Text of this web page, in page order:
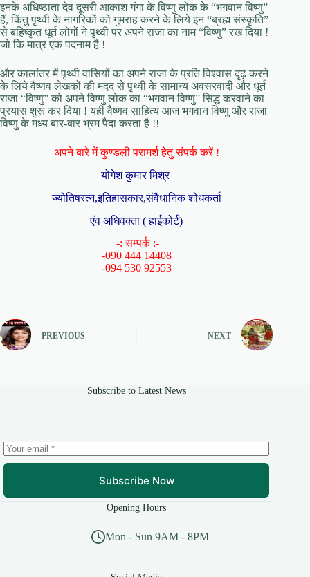
इनके अधिष्ठाता देव दूसरी आकाश गंगा के विष्णु लोक के “भगवान विष्णु”
हैं, किंतु पृथ्वी के नागरिकों को गुमराह करने के लिये इन “ब्रह्म संस्कृति”
से बहिष्कृत धूर्त लोगों ने पृथ्वी पर अपने राजा का नाम “विष्णु” रख दिया !
जो कि मात्र एक पदनाम है !
और कालांतर में पृथ्वी वासियों का अपने राजा के प्रति विश्वास दृढ़ करने
के लिये वैष्णव लेखकों की मदद से पृथ्वी के सामान्य अवसरवादी और धूर्त
राजा “विष्णु” को अपने विष्णु लोक का “भगवान विष्णु” सिद्ध करवाने का
प्रयास शुरू कर दिया ! यही वैष्णव साहित्य आज भगवान विष्णु और राजा
विष्णु के मध्य बार-बार भ्रम पैदा करता है !!
अपने बारे में कुण्डली परामर्श हेतु संपर्क करें !
योगेश कुमार मिश्र
ज्योतिषरत्न,इतिहासकार,संवैधानिक शोधकर्ता
एंव अधिवक्ता ( हाईकोर्ट)
-: सम्पर्क :-
-090 444 14408
-094 530 92553
PREVIOUS NEXT
Subscribe to Latest News
Subscribe Now
Opening Hours
Mon - Sun 9AM - 8PM